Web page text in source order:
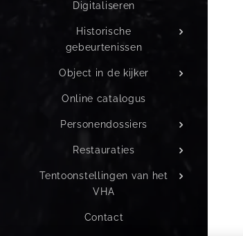
Digitaliseren
Historische
gebeurtenissen
Object in de kijker
Online catalogus
Personendossiers
Restauraties
Tentoonstellingen van het
VHA
Contact